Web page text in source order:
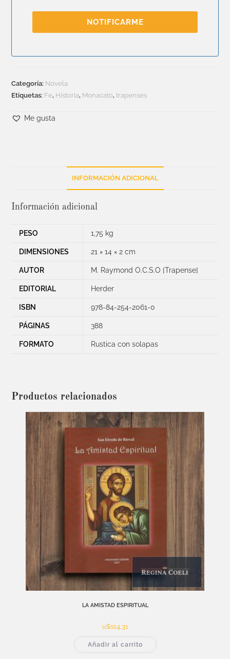
NOTIFICARME
Categoría: Novela
Etiquetas: Fe, Historia, Monacato,trapenses
Me gusta
INFORMACIÓN ADICIONAL
Información adicional
PESO 1,75 kg
DIMENSIONES 21 × 14 × 2 cm
AUTOR M. Raymond O.C.S.O [Trapense]
EDITORIAL Herder
ISBN 978-84-254-2061-0
PÁGINAS 388
FORMATO Rustica con solapas
Productos relacionados
LA AMISTAD ESPIRITUAL
u$s14,31
Añadir al carrito